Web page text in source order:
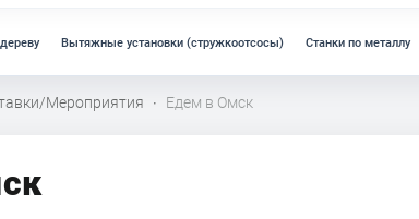
Вытяжные установки (стружкоотсосы) Станки по металлу
Мероприятия · Едем в Омск